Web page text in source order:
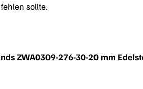
sollte.
ZWA0309-276-30-20 mm